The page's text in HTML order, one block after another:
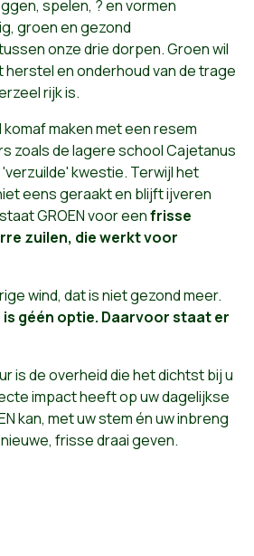
spelen, ? en vormen
groen en gezond
onze drie dorpen. Groen wil
en onderhoud van de trage
rijk is.
komaf maken met een resem
zoals de lagere school Cajetanus
kwestie. Terwijl het
eens geraakt en blijft ijveren
GROEN voor eenfrisse
zuilen, die werkt voor
wind, dat is niet gezond meer.
géén optie. Daarvoor staat er
is de overheid die het dichtst bij u
impact heeft op uw dagelijkse
kan, met uw stem én uw inbreng
frisse draai geven.